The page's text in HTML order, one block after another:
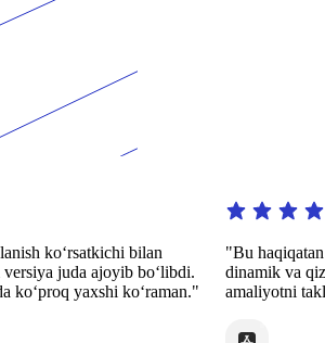
koʻrsatkichi bilan
juda ajoyib boʻlibdi.
koʻproq yaxshi koʻraman."
"Bu
dinamik va
amaliyotni